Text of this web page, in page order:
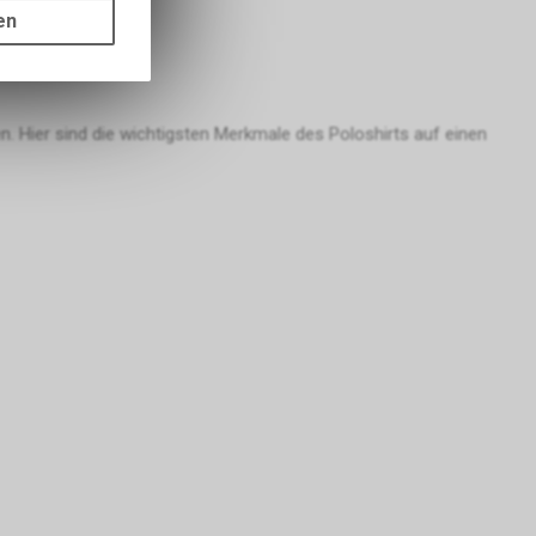
Hier sind die wichtigsten Merkmale des Poloshirts auf einen
wie die
die
von
der